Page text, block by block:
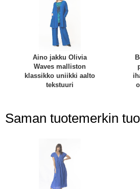
Aino jakku Olivia
Waves malliston
klassikko uniikki aalto
tekstuuri
Saman tuotemerkin